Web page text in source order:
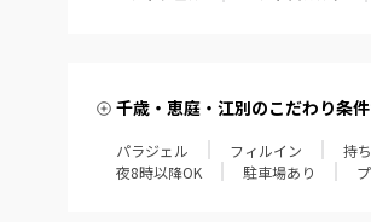
千歳・恵庭・江別のこだわり条
パラジェル フィルイン 持
夜8時以降OK
駐車場あり